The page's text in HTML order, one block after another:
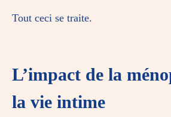
Tout ceci se traite.
L’impact de la
la vie intime